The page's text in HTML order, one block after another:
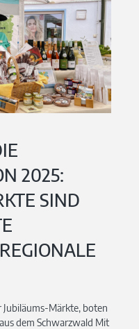
2025:
SIND
Märkte, boten
dem Schwarzwald Mit